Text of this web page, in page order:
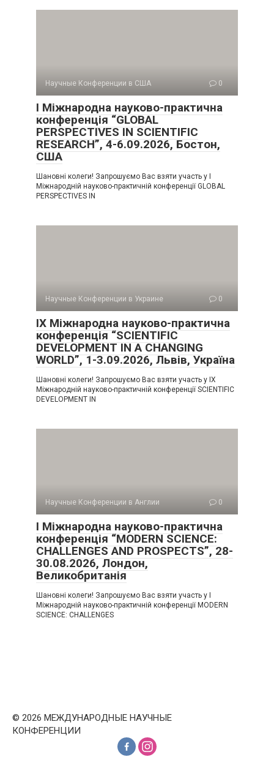
Научные Конференции в США 0
I Міжнародна науково-практична
конференція “GLOBAL
PERSPECTIVES IN SCIENTIFIC
RESEARCH”, 4-6.09.2026, Бостон,
США
Шановні колеги! Запрошуємо Вас взяти участь у I
Міжнародній науково-практичній конференції GLOBAL
PERSPECTIVES IN
Научные Конференции в Украине 0
IX Міжнародна науково-практична
конференція “SCIENTIFIC
DEVELOPMENT IN A CHANGING
WORLD”, 1-3.09.2026, Львів, Україна
Шановні колеги! Запрошуємо Вас взяти участь у IX
Міжнародній науково-практичній конференції SCIENTIFIC
DEVELOPMENT IN
Научные Конференции в Англии 0
I Міжнародна науково-практична
конференція “MODERN SCIENCE:
CHALLENGES AND PROSPECTS”, 28-
30.08.2026, Лондон,
Великобританія
Шановні колеги! Запрошуємо Вас взяти участь у I
Міжнародній науково-практичній конференції MODERN
SCIENCE: CHALLENGES
© 2026 МЕЖДУНАРОДНЫЕ НАУЧНЫЕ
КОНФЕРЕНЦИИ